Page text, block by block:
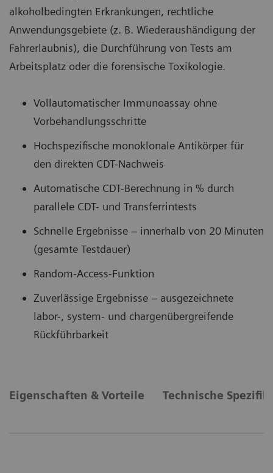
alkoholbedingten Erkrankungen, rechtliche
Anwendungsgebiete (z. B. Wiederaushändigung der
Fahrerlaubnis), die Durchführung von Tests am
Arbeitsplatz oder die forensische Toxikologie.
Vollautomatischer Immunoassay ohne
Vorbehandlungsschritte
Hochspezifische monoklonale Antikörper für
den direkten CDT-Nachweis
Automatische CDT-Berechnung in % durch
parallele CDT- und Transferrintests
Schnelle Ergebnisse – innerhalb von 20 Minuten
(gesamte Testdauer)
Random-Access-Funktion
Zuverlässige Ergebnisse – ausgezeichnete
labor-, system- und chargenübergreifende
Rückführbarkeit
Eigenschaften & Vorteile Technische